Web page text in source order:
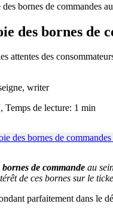
bornes de commandes
des bornes de
attentes des
, writer
, Temps de lecture: 1 min
bornes de commande au
de ces bornes sur le
parfaitement dans le